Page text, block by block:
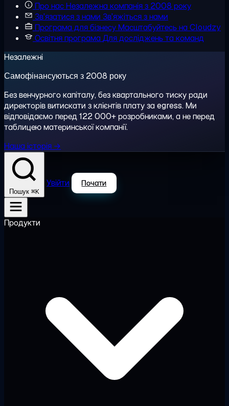
Про насНезалежна компанія з 2008 року
Зв'язатися з нами Зв'яжіться з нами
Програма для бізнесуМасштабуйтесь на Cloudzy
Освітня програмаДля досліджень та команд
Незалежні
Самофінансуються з 2008 року
Без венчурного капіталу, без квартального тиску ради
директорів витискати з клієнтів плату за egress. Ми
відповідаємо перед 122 000+ розробниками, а не перед
таблицею материнської компанії.
Наша історія →
Пошук ⌘K
Увійти Почати
Продукти